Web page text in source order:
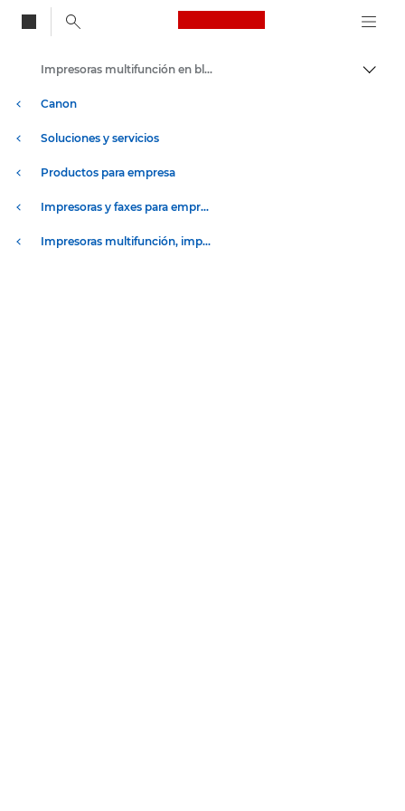
Canon Logo, back
Canon
Soluciones y servicios
Productos para empresa
Impresoras y faxes para empresa y oficina
Impresoras multifunción, impresoras todo en uno
Impresoras multifunción en blanco y negro